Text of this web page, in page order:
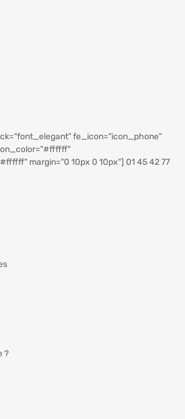
fe_icon="icon_phone"
margin="0 10px 0 10px"] 01 45 42 77
?